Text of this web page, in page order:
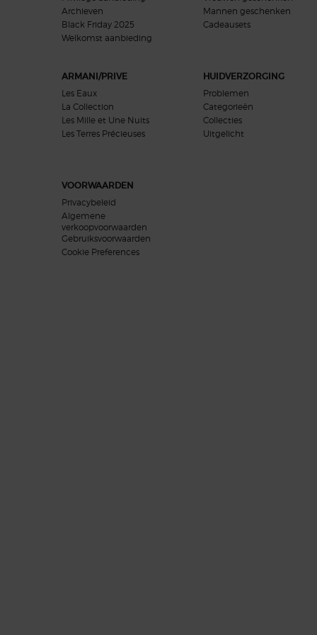
Archieven
Black Friday 2025
Welkomst aanbieding​
Mannen geschenken
Cadeausets
ARMANI/PRIVE
Les Eaux
La Collection
Les Mille et Une Nuits
Les Terres Précieuses
HUIDVERZORGING
Problemen
Categorieën
Collecties
Uitgelicht
VOORWAARDEN
Privacybeleid
Algemene
verkoopvoorwaarden
Gebruiksvoorwaarden
Cookie Preferences